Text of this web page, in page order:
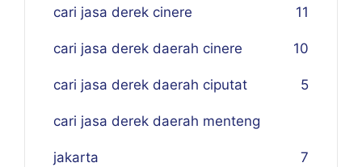
cari jasa derek cinere 11
cari jasa derek daerah cinere 10
cari jasa derek daerah ciputat 5
cari jasa derek daerah menteng
jakarta 7